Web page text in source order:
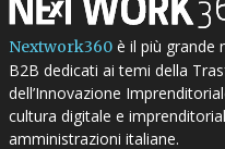
Nextwork360è il più grande
B2B dedicati ai temi della
dell’Innovazione
cultura digitale e
amministrazioni italiane.